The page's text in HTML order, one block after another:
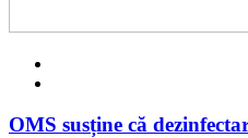
OMS susține că